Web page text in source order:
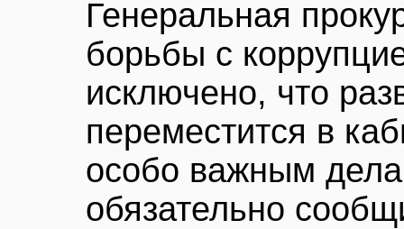
Генеральная
борьбы с
исключено, что
переместится в
особо важным
обязательно